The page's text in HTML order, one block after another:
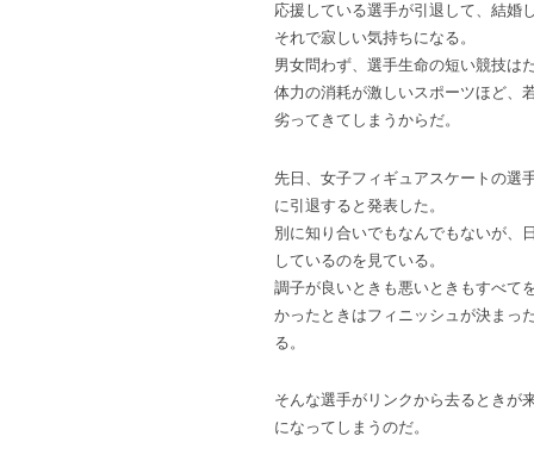
応援している選手が引退して、結婚
それで寂しい気持ちになる。
男女問わず、選手生命の短い競技は
体力の消耗が激しいスポーツほど、
劣ってきてしまうからだ。
先日、女子フィギュアスケートの選
に引退すると発表した。
別に知り合いでもなんでもないが、
しているのを見ている。
調子が良いときも悪いときもすべて
かったときはフィニッシュが決まっ
る。
そんな選手がリンクから去るときが
になってしまうのだ。